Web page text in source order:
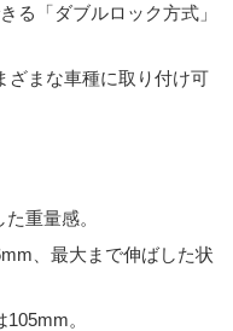
る「ダブルロック方式」
ざまな車種に取り付け可
重量感。
、最大まで伸ばした状
。